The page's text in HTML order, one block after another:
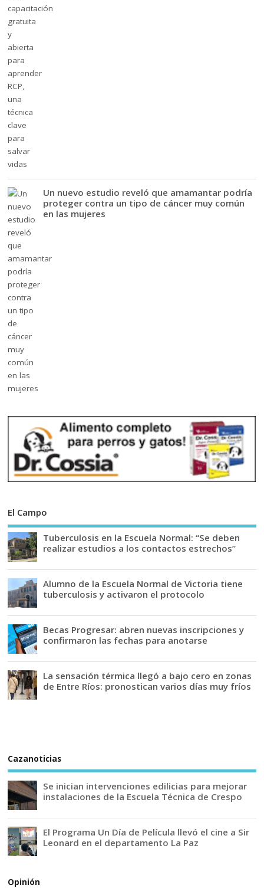
Un nuevo estudio reveló que amamantar podría
proteger contra un tipo de cáncer muy común
en las mujeres
El Campo
Tuberculosis en la Escuela Normal: “Se deben
realizar estudios a los contactos estrechos”
Alumno de la Escuela Normal de Victoria tiene
tuberculosis y activaron el protocolo
Becas Progresar: abren nuevas inscripciones y
confirmaron las fechas para anotarse
La sensación térmica llegó a bajo cero en zonas
de Entre Ríos: pronostican varios días muy fríos
Cazanoticias
Se inician intervenciones edilicias para mejorar
instalaciones de la Escuela Técnica de Crespo
El Programa Un Día de Película llevó el cine a Sir
Leonard en el departamento La Paz
Opinión